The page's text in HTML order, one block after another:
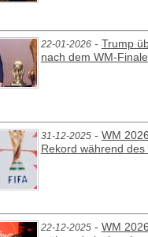
22-01-2026- Trump
nach dem WM-Finale
31-12-2025- WM
Rekord während
22-12-2025- WM